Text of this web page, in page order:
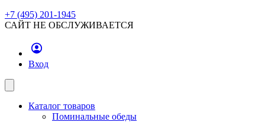
+7 (495) 201-1945
САЙТ НЕ ОБСЛУЖИВАЕТСЯ
Вход
Каталог товаров
Поминальные обеды